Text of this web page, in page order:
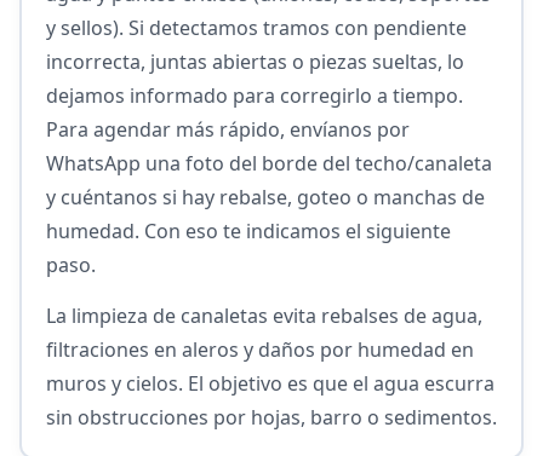
y sellos). Si detectamos tramos con pendiente
incorrecta, juntas abiertas o piezas sueltas, lo
dejamos informado para corregirlo a tiempo.
Para agendar más rápido, envíanos por
WhatsApp una foto del borde del techo/canaleta
y cuéntanos si hay rebalse, goteo o manchas de
humedad. Con eso te indicamos el siguiente
paso.
La limpieza de canaletas evita rebalses de agua,
filtraciones en aleros y daños por humedad en
muros y cielos. El objetivo es que el agua escurra
sin obstrucciones por hojas, barro o sedimentos.